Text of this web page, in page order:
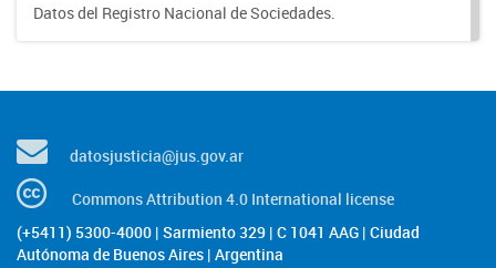
Datos del Registro Nacional de Sociedades.
datosjusticia@jus.gov.ar
Commons Attribution 4.0 International license
(+5411) 5300-4000 | Sarmiento 329 | C 1041 AAG | Ciudad
Autónoma de Buenos Aires | Argentina